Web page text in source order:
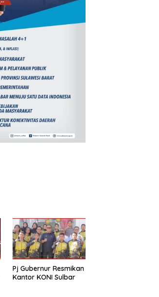
Pj Gubernur Resmikan
Kantor KONI Sulbar